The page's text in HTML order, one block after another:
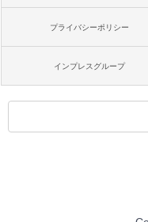
プライバシーポリシー
インプレスグループ